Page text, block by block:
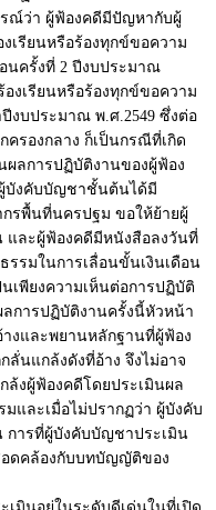
รณ์ว่า ผู้ฟ้องคดีมีปัญหากับผู้
เรียนหรือร้องทุกข์ขอความ
นครั้งที่ 2 ปีงบประมาณ
งเรียนหรือร้องทุกข์ขอความ
งบประมาณ พ.ศ.2549 ซึ่งต่อ
รองกลาง ก็เป็นกรณีที่เกิด
ลการปฏิบัติงานของผู้ฟ้อง
บังคับบัญชาชั้นต้นได้มี
กรพื้นที่นครปฐม ขอให้ย้ายผู้
ละผู้ฟ้องคดีมีหนังสือลงวันที่
รรมในการเลื่อนขั้นเงินเดือน
เพียงความเห็นต่อการปฏิบัติ
ลการปฏิบัติงานครั้งนี้หัวหน้า
งและพยานหลักฐานที่ผู้ฟ้อง
ลั่นแกล้งดังที่อ้าง จึงไม่อาจ
งผู้ฟ้องคดีโดยประเมินผล
และเมื่อไม่ปรากฏว่า ผู้บังคับ
ารที่ผู้บังคับบัญชาประเมิน
อดคล้องกับบทบัญญัติของ